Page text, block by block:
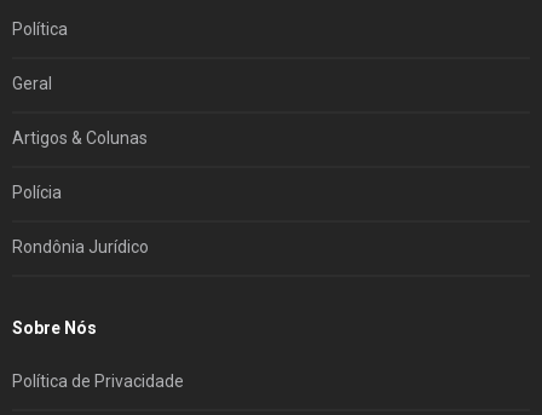
Política
Geral
Artigos & Colunas
Polícia
Rondônia Jurídico
Sobre Nós
Política de Privacidade